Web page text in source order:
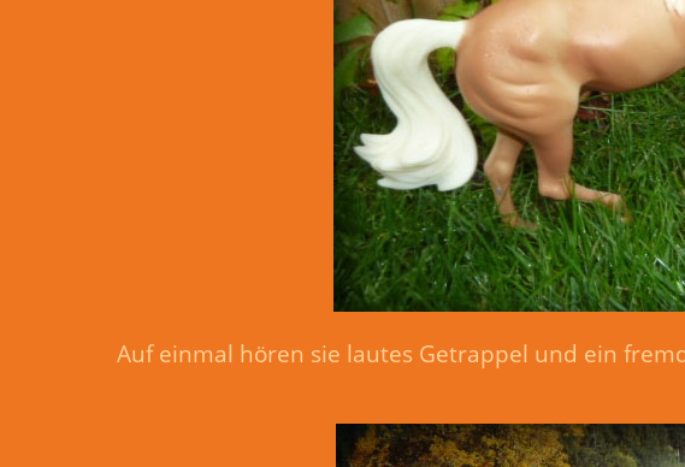
Auf einmal hören sie lautes Getrappel und ein